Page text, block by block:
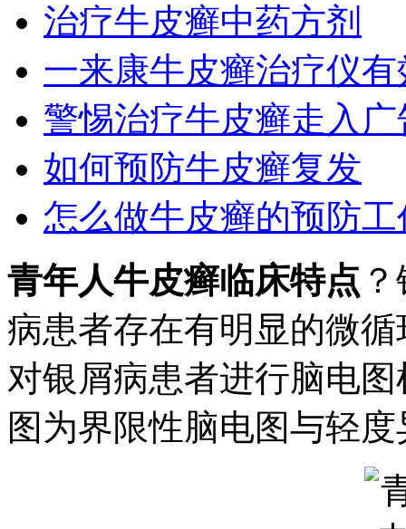
治疗牛皮癣中药方剂
一来康牛皮癣治疗仪
警惕治疗牛皮癣走入
如何预防牛皮癣复发
怎么做牛皮癣的预防工
青年人牛皮癣临床特点
病患者存在有明显的微
对银屑病患者进行脑电
图为界限性脑电图与轻